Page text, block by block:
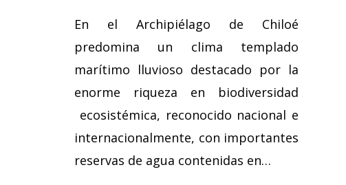
En el Archipiélago de Chiloé
predomina un clima templado
marítimo lluvioso destacado por la
enorme riqueza en biodiversidad
ecosistémica, reconocido nacional e
internacionalmente, con importantes
reservas de agua contenidas en…